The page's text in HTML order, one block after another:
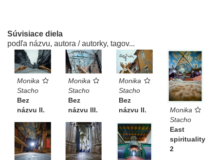
Súvisiace diela
podľa názvu, autora / autorky, tagov...
Monika
Stacho
Bez
názvu II.
Monika
Stacho
Bez
názvu III.
Monika
Stacho
Bez
názvu II.
Monika
Stacho
East
spirituality
2